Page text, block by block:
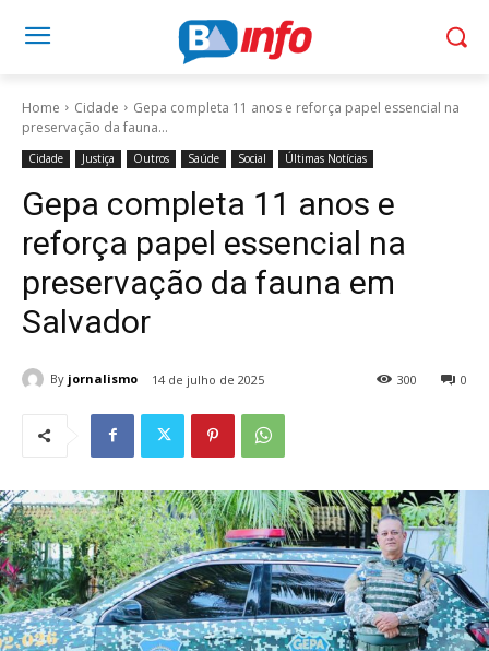
Home Cidade
Gepa completa 11 anos e reforça papel essencial na
preservação da fauna...
Cidade Justiça Outros Saúde Social Últimas Notícias
Gepa completa 11 anos e
reforça papel essencial na
preservação da fauna em
Salvador
By jornalismo 14 de julho de 2025 0
300